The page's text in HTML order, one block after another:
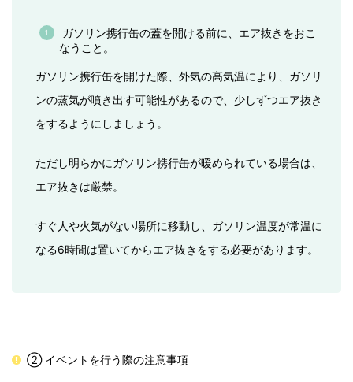
ガソリン携行缶の蓋を開ける前に、エア抜きをおこ
なうこと。
ガソリン携行缶を開けた際、外気の高気温により、ガソリ
ンの蒸気が噴き出す可能性があるので、少しずつエア抜き
をするようにしましょう。
ただし明らかにガソリン携行缶が暖められている場合は、
エア抜きは厳禁。
すぐ人や火気がない場所に移動し、ガソリン温度が常温に
なる6時間は置いてからエア抜きをする必要があります。
② イベントを行う際の注意事項